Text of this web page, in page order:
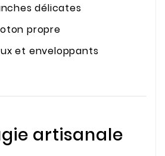
délicates
propre
et enveloppants
artisanale